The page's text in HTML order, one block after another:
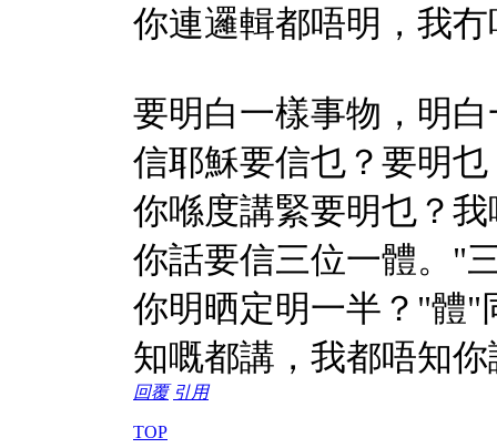
你連邏輯都唔明，我
要明白一樣事物，明
信耶穌要信乜？要明乜
你喺度講緊要明乜？
你話要信三位一體。"
你明晒定明一半？"體"
知嘅都講，我都唔知
回覆 引用
TOP